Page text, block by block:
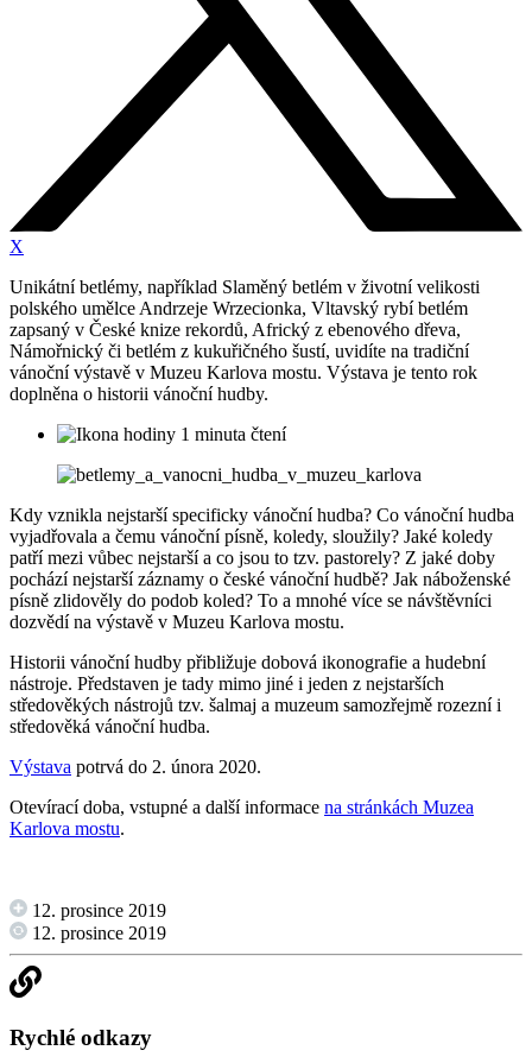
X
Unikátní betlémy, například Slaměný betlém v životní velikosti
polského umělce Andrzeje Wrzecionka, Vltavský rybí betlém
zapsaný v České knize rekordů, Africký z ebenového dřeva,
Námořnický či betlém z kukuřičného šustí, uvidíte na tradiční
vánoční výstavě v Muzeu Karlova mostu. Výstava je tento rok
doplněna o historii vánoční hudby.
1 minuta čtení
Kdy vznikla nejstarší specificky vánoční hudba? Co vánoční hudba
vyjadřovala a čemu vánoční písně, koledy, sloužily? Jaké koledy
patří mezi vůbec nejstarší a co jsou to tzv. pastorely? Z jaké doby
pochází nejstarší záznamy o české vánoční hudbě? Jak náboženské
písně zlidověly do podob koled? To a mnohé více se návštěvníci
dozvědí na výstavě v Muzeu Karlova mostu.
Historii vánoční hudby přibližuje dobová ikonografie a hudební
nástroje. Představen je tady mimo jiné i jeden z nejstarších
středověkých nástrojů tzv. šalmaj a muzeum samozřejmě rozezní i
středověká vánoční hudba.
Výstava potrvá do 2. února 2020.
Otevírací doba, vstupné a další informace na stránkách Muzea
Karlova mostu.
12. prosince 2019
12. prosince 2019
Rychlé odkazy